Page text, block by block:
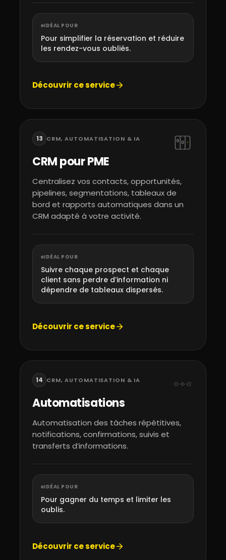
IDÉAL POUR
Pour simplifier la réservation et réduire
les rendez-vous oubliés.
Découvrir ce service
13 CRM, AUTOMATISATION & IA
CRM pour PME
Centralisez vos contacts, opportunités,
pipelines, segmentations, tableaux de
bord et rapports automatiques dans un
CRM adapté à votre activité.
IDÉAL POUR
Suivre chaque prospect et chaque
client sans perdre d’information ni
dépendre de tableaux dispersés.
Découvrir ce service
14 CRM, AUTOMATISATION & IA
Automatisations
Automatisation des tâches répétitives,
notifications, confirmations, suivis et
transferts d’informations.
IDÉAL POUR
Pour gagner du temps et limiter les
oublis.
Découvrir ce service